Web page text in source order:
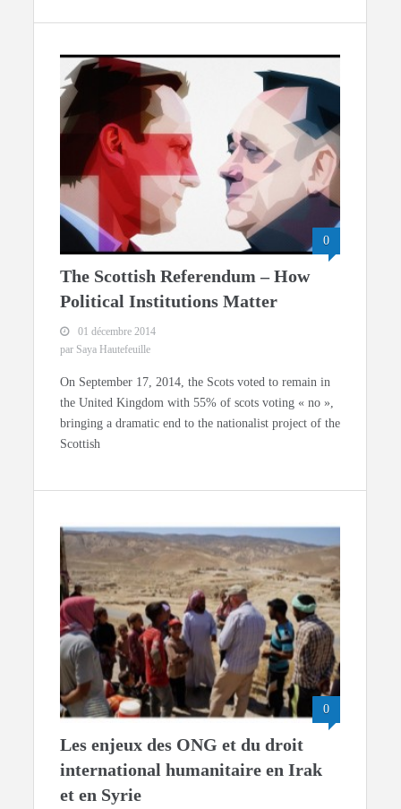
0
The Scottish Referendum – How
Political Institutions Matter
01 décembre 2014
par Saya Hautefeuille
On September 17, 2014, the Scots voted to remain in
the United Kingdom with 55% of scots voting « no »,
bringing a dramatic end to the nationalist project of the
Scottish
0
Les enjeux des ONG et du droit
international humanitaire en Irak
et en Syrie